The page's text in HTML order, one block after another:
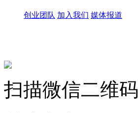
创业团队 加入我们 媒体报道
扫描微信二维码